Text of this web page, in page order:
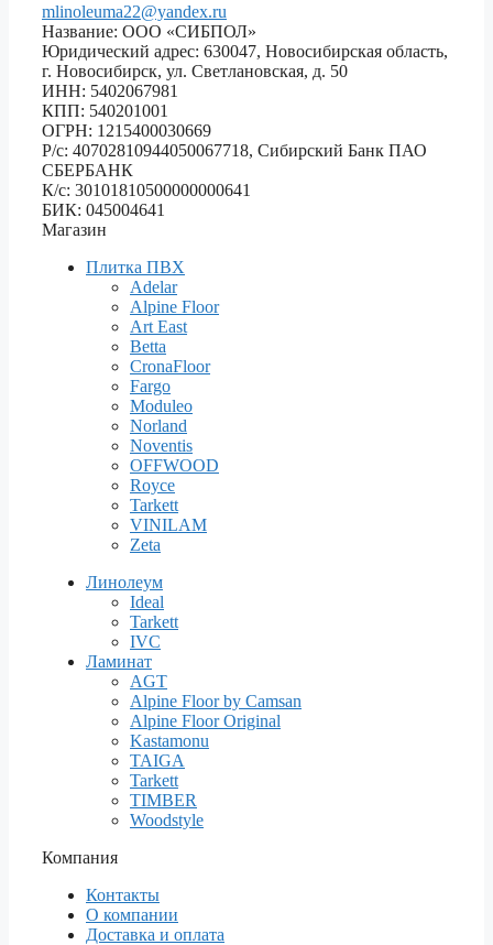
mlinoleuma22@yandex.ru
Название: ООО «СИБПОЛ»
Юридический адрес: 630047, Новосибирская область,
г. Новосибирск, ул. Светлановская, д. 50
ИНН: 5402067981
КПП: 540201001
ОГРН: 1215400030669
Р/с: 40702810944050067718, Сибирский Банк ПАО
СБЕРБАНК
К/с: 30101810500000000641
БИК: 045004641
Магазин
Плитка ПВХ
Adelar
Alpine Floor
Art East
Betta
CronaFloor
Fargo
Moduleo
Norland
Noventis
OFFWOOD
Royce
Tarkett
VINILAM
Zeta
Линолеум
Ideal
Tarkett
IVC
Ламинат
AGT
Alpine Floor by Camsan
Alpine Floor Original
Kastamonu
TAIGA
Tarkett
TIMBER
Woodstyle
Компания
Контакты
О компании
Доставка и оплата